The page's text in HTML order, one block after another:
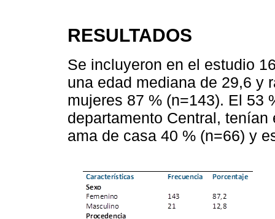
RESULTADOS
Se incluyeron en el estudio
una edad mediana de 29,6 y
mujeres 87 % (n=143). El 53
departamento Central,
ama de casa 40 % (n=66) y